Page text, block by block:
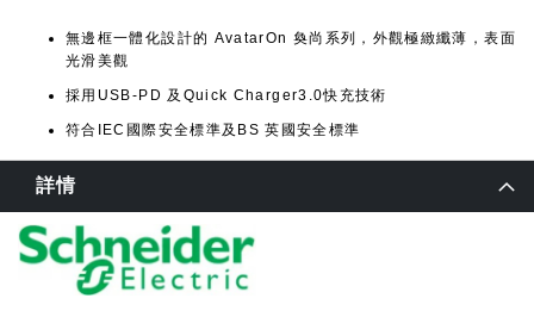
無邊框一體化設計的 AvatarOn 奐尚系列，外觀極緻纖薄，表面
光滑美觀
採用USB-PD 及Quick Charger3.0快充技術
符合IEC國際安全標準及BS 英國安全標準
詳情